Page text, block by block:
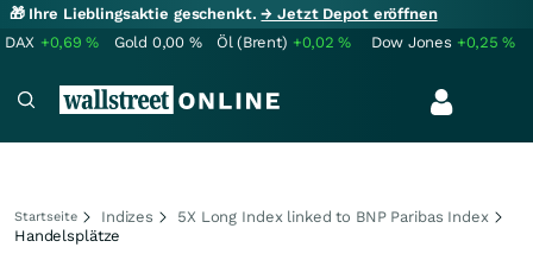
🎁 Ihre Lieblingsaktie geschenkt.→ Jetzt Depot eröffnen
DAX +0,69% Gold 0,00 % Öl (Brent) +0,02% Dow Jones +0,25%
Startseite Indizes
5X Long Index linked to BNP Paribas Index
Handelsplätze